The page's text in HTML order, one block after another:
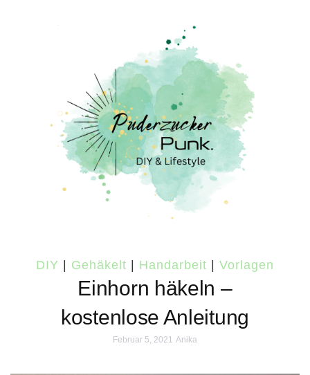
DIY Gehäkelt Handarbeit Vorlagen
Einhorn häkeln –
kostenlose Anleitung
Februar 5, 2021 Anika